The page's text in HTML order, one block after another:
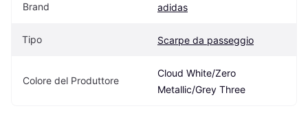
Brand adidas
Tipo Scarpe da passeggio
Colore del Produttore
Cloud White/Zero
Metallic/Grey Three